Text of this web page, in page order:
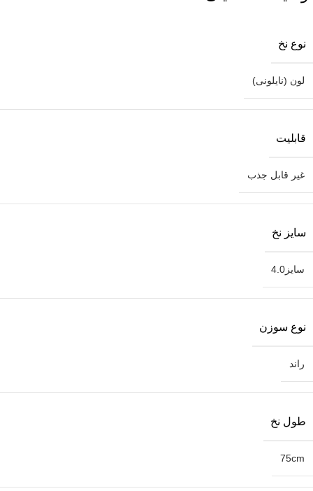
نوع نخ
لون (نایلونی)
قابلیت
غیر قابل جذب
سایز نخ
سایز4.0
نوع سوزن
راند
طول نخ
75cm